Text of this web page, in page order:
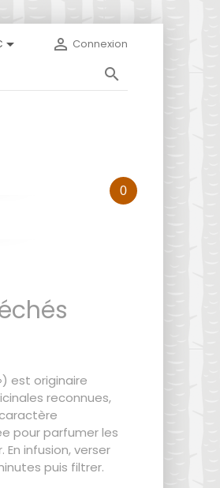
  Connexion

0
est originaire
reconnues,
pour parfumer les
infusion, verser
puis filtrer.